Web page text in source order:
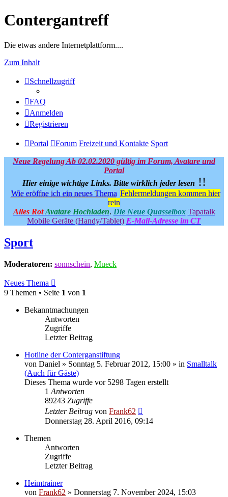
Contergantreff
Die etwas andere Internetplattform....
Zum Inhalt
Schnellzugriff
FAQ
Anmelden
Registrieren
Portal Forum Freizeit und Kontakte Sport
Neue Regelung Ab 02.02.2020 gültig im Forum, Avatare und
Portal
Hier einige wichtige Links. Bitte wirklich jeder lesen !!
Wie eröffne ich ein neues Thema Fehlermeldungen kommen hier
rein
Alles Rot Avatare Hochladen. Die Neue Quasselbox Tapatalk
Mobile Geräte (Handy/Tablet) E-Mail-Adresse im CT
Sport
Moderatoren: sonnschein, Mueck
Neues Thema
9 Themen • Seite 1 von 1
Bekanntmachungen
Antworten
Zugriffe
Letzter Beitrag
Hotline der Conterganstiftung
von Daniel » Sonntag 5. Februar 2012, 15:00 » in Smalltalk
(Auch für Gäste)
Dieses Thema wurde vor 5298 Tagen erstellt
1 Antworten
89243 Zugriffe
Letzter Beitrag von Frank62
Donnerstag 28. April 2016, 09:14
Themen
Antworten
Zugriffe
Letzter Beitrag
Heimtrainer
von Frank62 » Donnerstag 7. November 2024, 15:03